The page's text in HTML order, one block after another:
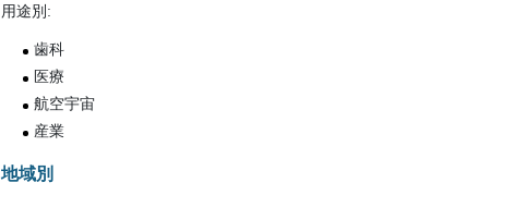
用途別:
歯科
医療
航空宇宙
産業
地域別